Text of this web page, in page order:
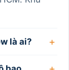
là ai?